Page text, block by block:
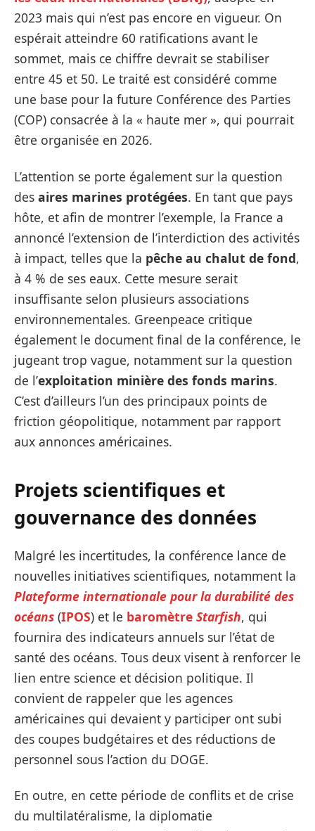
2023 mais qui n’est pas encore en vigueur. On
espérait atteindre 60 ratifications avant le
sommet, mais ce chiffre devrait se stabiliser
entre 45 et 50. Le traité est considéré comme
une base pour la future Conférence des Parties
(COP) consacrée à la « haute mer », qui pourrait
être organisée en 2026.
L’attention se porte également sur la question
des aires marines protégées. En tant que pays
hôte, et afin de montrer l’exemple, la France a
annoncé l’extension de l’interdiction des activités
à impact, telles que la pêche au chalut de fond,
à 4 % de ses eaux. Cette mesure serait
insuffisante selon plusieurs associations
environnementales. Greenpeace critique
également le document final de la conférence, le
jugeant trop vague, notamment sur la question
de l’exploitation minière des fonds marins.
C’est d’ailleurs l’un des principaux points de
friction géopolitique, notamment par rapport
aux annonces américaines.
Projets scientifiques et
gouvernance des données
Malgré les incertitudes, la conférence lance de
nouvelles initiatives scientifiques, notamment la
Plateforme internationale pour la durabilité des
océans (IPOS) et le baromètre Starfish, qui
fournira des indicateurs annuels sur l’état de
santé des océans. Tous deux visent à renforcer le
lien entre science et décision politique. Il
convient de rappeler que les agences
américaines qui devaient y participer ont subi
des coupes budgétaires et des réductions de
personnel sous l’action du DOGE.
En outre, en cette période de conflits et de crise
du multilatéralisme, la diplomatie